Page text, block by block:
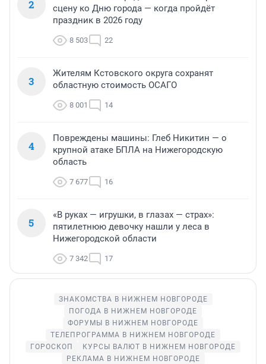
2
сцену ко Дню города — когда пройдёт
праздник в 2026 году
8 503 22
3
Жителям Кстовского округа сохранят
областную стоимость ОСАГО
8 001 14
4
Повреждены машины: Глеб Никитин — о
крупной атаке БПЛА на Нижегородскую
область
7 677 16
5
«В руках — игрушки, в глазах — страх»:
пятилетнюю девочку нашли у леса в
Нижегородской области
7 342 17
ЗНАКОМСТВА В НИЖНЕМ НОВГОРОДЕ
ПОГОДА В НИЖНЕМ НОВГОРОДЕ
ФОРУМЫ В НИЖНЕМ НОВГОРОДЕ
ТЕЛЕПРОГРАММА В НИЖНЕМ НОВГОРОДЕ
ГОРОСКОП
КУРСЫ ВАЛЮТ В НИЖНЕМ НОВГОРОДЕ
РЕКЛАМА В НИЖНЕМ НОВГОРОДЕ